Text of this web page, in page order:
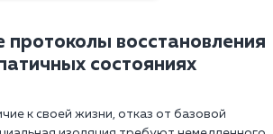
протоколы восстановления
состояниях
к своей жизни, отказ от базовой